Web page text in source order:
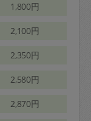
1,800円
2,100円
2,350円
2,580円
2,870円